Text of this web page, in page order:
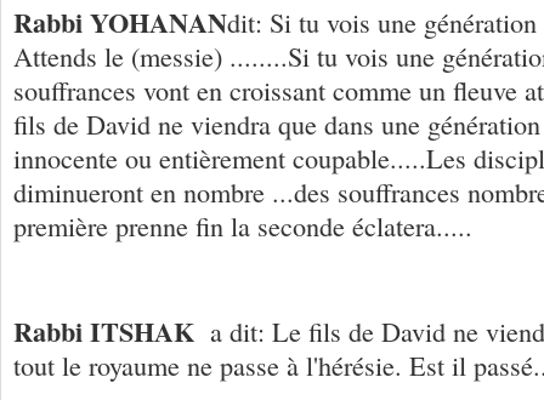
Rabbi YOHANANdit: Si tu vois une
Attends le (messie) ........Si tu vois une
souffrances vont en croissant comme un fleuve
fils de David ne viendra que dans une
innocente ou entièrement coupable.....Les
diminueront en nombre ...des souffrances
première prenne fin la seconde éclatera.....
Rabbi ITSHAK a dit: Le fils de David ne
tout le royaume ne passe à l'hérésie. Est il